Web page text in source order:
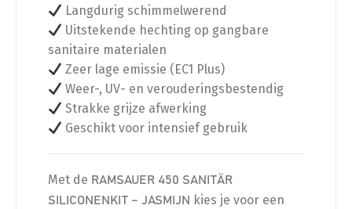
Langdurig schimmelwerend
Uitstekende hechting op gangbare
sanitaire materialen
Zeer lage emissie (EC1 Plus)
Weer-, UV- en verouderingsbestendig
Strakke grijze afwerking
Geschikt voor intensief gebruik
Met de RAMSAUER 450 SANITÄR
SILICONENKIT – JASMIJN
kies je voor een